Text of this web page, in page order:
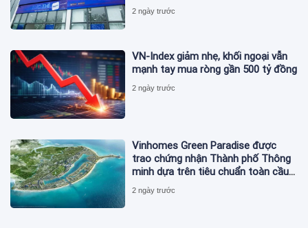
2 ngày trước
VN-Index giảm nhẹ, khối ngoại vẫn
mạnh tay mua ròng gần 500 tỷ đồng
2 ngày trước
Vinhomes Green Paradise được
trao chứng nhận Thành phố Thông
minh dựa trên tiêu chuẩn toàn cầu
ISO 37122
2 ngày trước